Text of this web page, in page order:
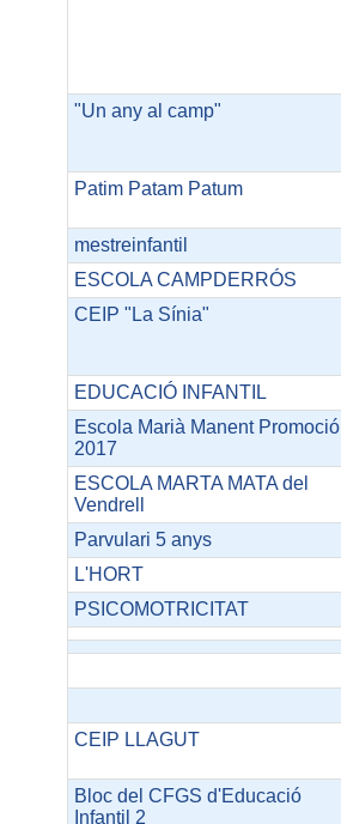
"Un any al camp"
Patim Patam Patum
mestreinfantil
ESCOLA CAMPDERRÓS
CEIP "La Sínia"
EDUCACIÓ INFANTIL
Escola Marià Manent Promoció
2017
ESCOLA MARTA MATA del
Vendrell
Parvulari 5 anys
L'HORT
PSICOMOTRICITAT
CEIP LLAGUT
Bloc del CFGS d'Educació
Infantil 2